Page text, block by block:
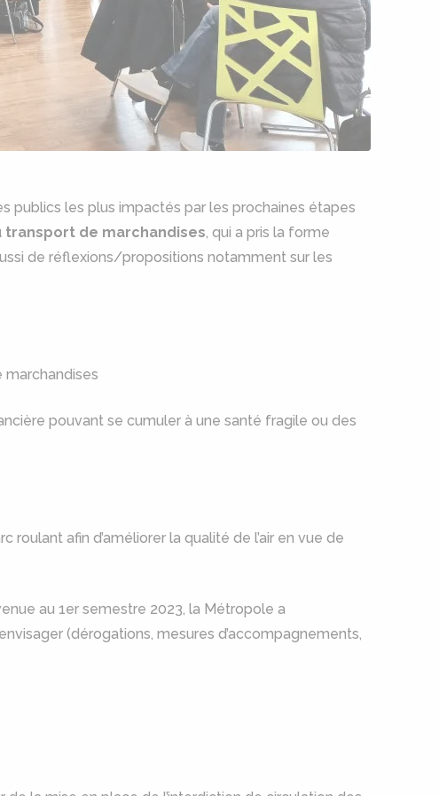
publics les plus impactés par les prochaines étapes
de marchandises, qui a pris la forme
de réflexions/propositions notamment sur les
pouvant se cumuler à une santé fragile ou des
afin d’améliorer la qualité de l’air en vue de
au 1er semestre 2023, la Métropole a
(dérogations, mesures d’accompagnements,